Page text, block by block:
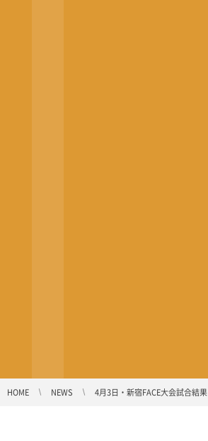
HOME NEWS 4月3日・新宿FACE大会試合結果